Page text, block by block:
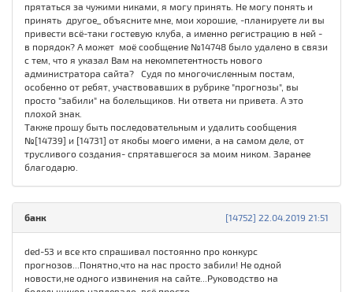
прятаться за чужими никами, я могу принять. Не могу понять и
принять другое_ объясните мне, мои хорошие, -планируете ли вы
привести всё-таки гостевую клуба, а именно регистрацию в ней -
в порядок? А может моё сообщение №14748 было удалено в связи
с тем, что я указал Вам на некомпетентность нового
администратора сайта? Судя по многочисленным постам,
особенно от ребят, участвовавших в рубрике "прогнозы", вы
просто "забили" на болельщиков. Ни ответа ни привета. А это
плохой знак.
Также прошу быть последовательным и удалить сообщения
№[14739] и [14731] от якобы моего имени, а на самом деле, от
трусливого создания- спрятавшегося за моим ником. Заранее
благодарю.
[14752] 22.04.2019 21:51
банк
ded-53 и все кто спрашивал постоянно про конкурс
прогнозов...Понятно,что на нас просто забили! Не одной
новости,не одного извинения на сайте...Руководство на